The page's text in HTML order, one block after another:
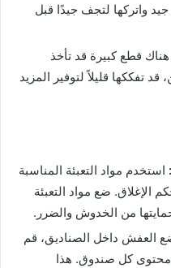
واتركها لتجف جيدًا قبل
هناك قطع كبيرة قد تأخذ
تفككها قليلاً لتوفير المزيد
استخدم مواد التعبئة المناسبة
الإغلاق. ضع مواد التعبئة
من الخدوش والضرر.
العفش داخل الصناديق، قم
كل صندوق. هذا